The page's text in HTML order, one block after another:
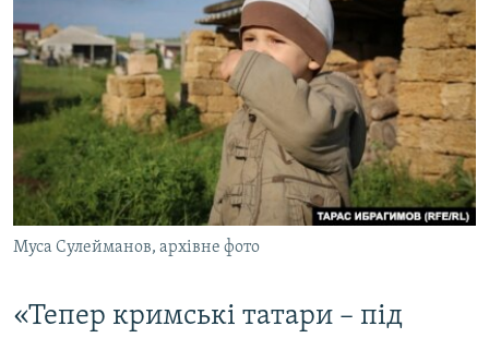
Муса Сулейманов, архівне фото
«Тепер кримські татари – під